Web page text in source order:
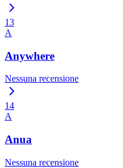
13
A
Anywhere
Nessuna recensione
14
A
Anua
Nessuna recensione